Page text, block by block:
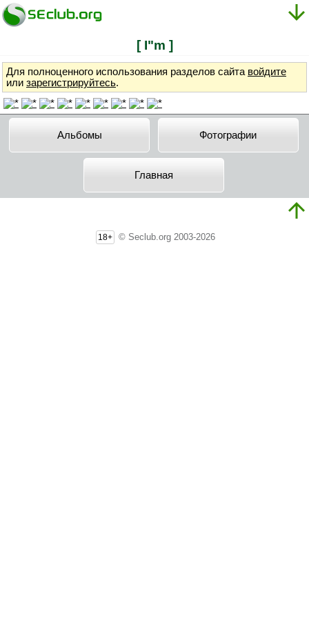
[ I"m ]
Для полноценного использования разделов сайта войдите
или зарегистрируйтесь.
Альбомы Фотографии
Главная
18+ © Seclub.org 2003-2026